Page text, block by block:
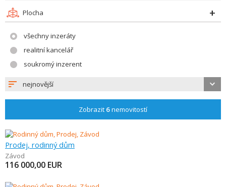
Plocha
všechny inzeráty
realitní kancelář
soukromý inzerent
nejnovější
Zobrazit 6nemovitostí
Prodej, rodinný dům
Závod
116 000,00 EUR